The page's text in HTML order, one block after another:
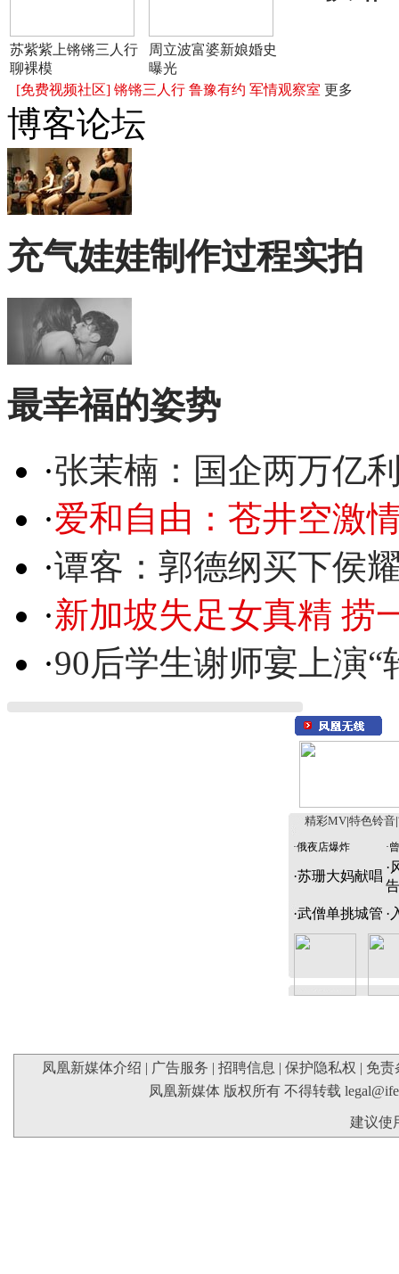
苏紫紫上锵锵三人行
聊裸模
周立波富婆新娘婚史
曝光
[免费视频社区] 锵锵三人行 鲁豫有约 军情观察室 更多
博客论坛
充气娃娃制作过程实拍
最幸福的姿势
·张茉楠：国企两万亿
·爱和自由：苍井空激
·谭客：郭德纲买下侯
·新加坡失足女真精 捞
·90后学生谢师宴上演“
精彩MV 特色铃音
·俄夜店爆炸 ·
·苏珊大妈献唱
·
告
·武僧单挑城管 ·
凤凰新媒体介绍 | 广告服务 | 招聘信息 | 保护隐私权 | 免责
凤凰新媒体 版权所有 不得转载
建议使